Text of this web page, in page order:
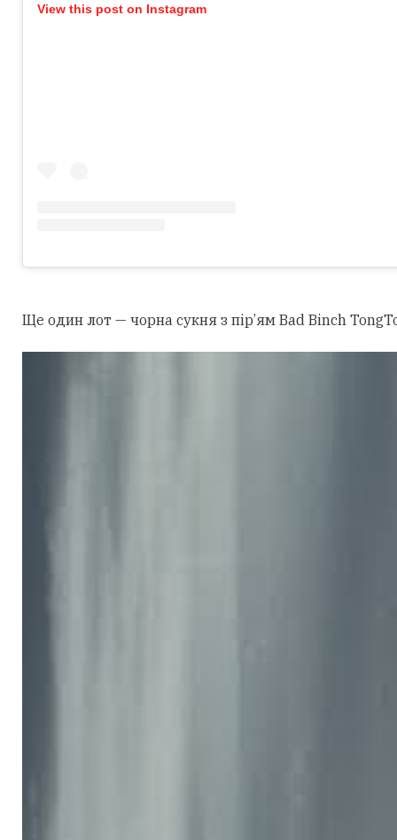
View this post on Instagram
Ще один лот — чорна сукня з пір’ям Bad Binch